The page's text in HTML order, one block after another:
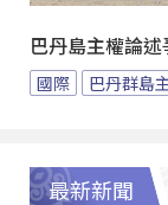
巴丹島主權論
國際 巴丹群島
最新新聞